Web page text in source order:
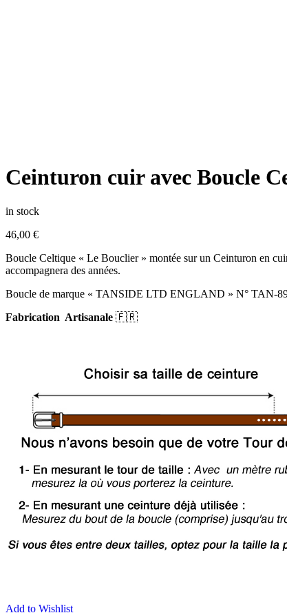
Ceinturon cuir avec Boucle
in stock
46,00 €
Boucle Celtique « Le Bouclier » montée sur un Ceinturon en
accompagnera des années.
Boucle de marque « TANSIDE LTD ENGLAND » N° TAN-
Fabrication Artisanale 🇫🇷
Add to Wishlist